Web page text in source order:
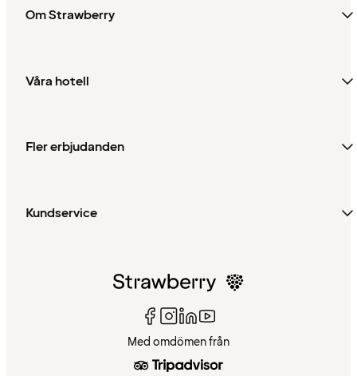
Om Strawberry
Våra hotell
Fler erbjudanden
Kundservice
Med omdömen från